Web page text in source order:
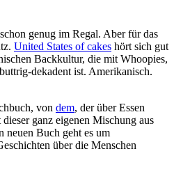
genug im Regal. Aber für das
United States of cakes hört sich gut
Backkultur, die mit Whoopies,
dekadent ist. Amerikanisch.
von dem, der über Essen
ganz eigenen Mischung aus
neuen Buch geht es um
über die Menschen